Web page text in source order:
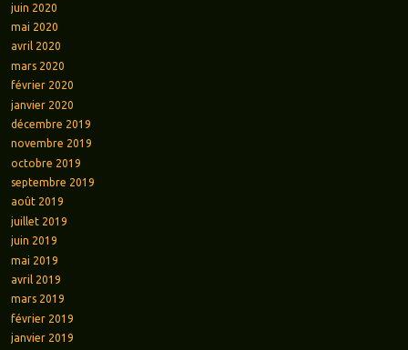
juin 2020
mai 2020
avril 2020
mars 2020
février 2020
janvier 2020
décembre 2019
novembre 2019
octobre 2019
septembre 2019
août 2019
juillet 2019
juin 2019
mai 2019
avril 2019
mars 2019
février 2019
janvier 2019